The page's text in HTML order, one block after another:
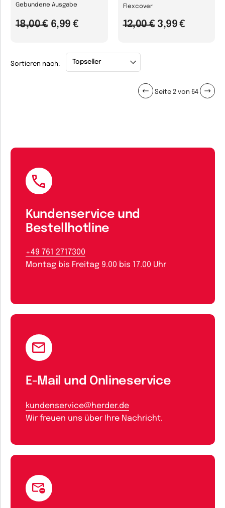
Gebundene Ausgabe
18,00 € 6,99 €
Flexcover
12,00 € 3,99 €
Sortieren nach:
Seite 2 von 64
Kundenservice und
Bestellhotline
+49 761 2717300
Montag bis Freitag 9.00 bis 17.00 Uhr
E-Mail und Onlineservice
kundenservice@herder.de
Wir freuen uns über Ihre Nachricht.